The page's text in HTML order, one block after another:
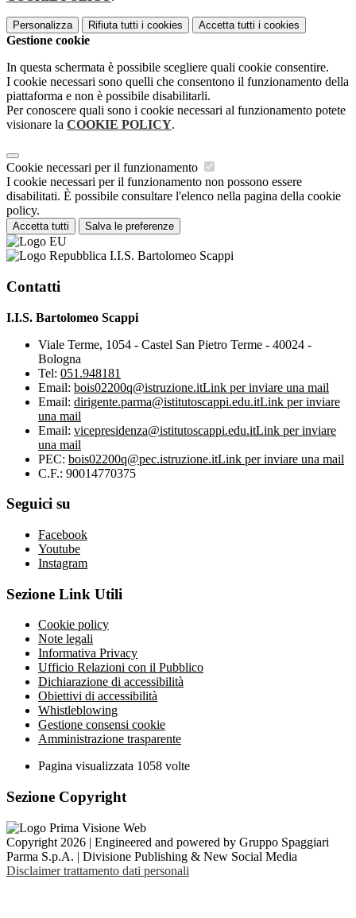
Personalizza Rifiuta tutti i cookies Accetta tutti i cookies
Gestione cookie
In questa schermata è possibile scegliere quali cookie consentire.
I cookie necessari sono quelli che consentono il funzionamento della
piattaforma e non è possibile disabilitarli.
Per conoscere quali sono i cookie necessari al funzionamento potete
visionare la COOKIE POLICY.
Cookie necessari per il funzionamento
I cookie necessari per il funzionamento non possono essere
disabilitati. È possibile consultare l'elenco nella pagina della cookie
policy.
Accetta tutti Salva le preferenze
I.I.S. Bartolomeo Scappi
Contatti
I.I.S. Bartolomeo Scappi
Viale Terme, 1054 - Castel San Pietro Terme - 40024 -
Bologna
Tel: 051.948181
Email: bois02200q@istruzione.itLink per inviare una mail
Email: dirigente.parma@istitutoscappi.edu.itLink per inviare
una mail
Email: vicepresidenza@istitutoscappi.edu.itLink per inviare
una mail
PEC: bois02200q@pec.istruzione.itLink per inviare una mail
C.F.: 90014770375
Seguici su
Facebook
Youtube
Instagram
Sezione Link Utili
Cookie policy
Note legali
Informativa Privacy
Ufficio Relazioni con il Pubblico
Dichiarazione di accessibilità
Obiettivi di accessibilità
Whistleblowing
Gestione consensi cookie
Amministrazione trasparente
Pagina visualizzata 1058 volte
Sezione Copyright
Copyright 2026 | Engineered and powered by Gruppo Spaggiari
Parma S.p.A. | Divisione Publishing & New Social Media
Disclaimer trattamento dati personali